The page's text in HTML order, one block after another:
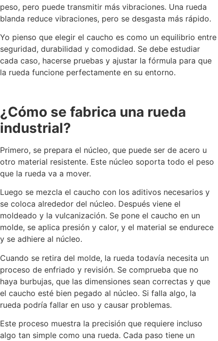
peso, pero puede transmitir más vibraciones. Una rueda
blanda reduce vibraciones, pero se desgasta más rápido.
Yo pienso que elegir el caucho es como un equilibrio entre
seguridad, durabilidad y comodidad. Se debe estudiar
cada caso, hacerse pruebas y ajustar la fórmula para que
la rueda funcione perfectamente en su entorno.
¿Cómo se fabrica una rueda
industrial?
Primero, se prepara el núcleo, que puede ser de acero u
otro material resistente. Este núcleo soporta todo el peso
que la rueda va a mover.
Luego se mezcla el caucho con los aditivos necesarios y
se coloca alrededor del núcleo. Después viene el
moldeado y la vulcanización. Se pone el caucho en un
molde, se aplica presión y calor, y el material se endurece
y se adhiere al núcleo.
Cuando se retira del molde, la rueda todavía necesita un
proceso de enfriado y revisión. Se comprueba que no
haya burbujas, que las dimensiones sean correctas y que
el caucho esté bien pegado al núcleo. Si falla algo, la
rueda podría fallar en uso y causar problemas.
Este proceso muestra la precisión que requiere incluso
algo tan simple como una rueda. Cada paso tiene un